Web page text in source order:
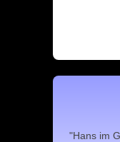
"Hans im